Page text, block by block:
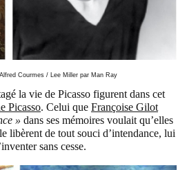
Courmes / Lee Miller par Man Ray
la vie de Picasso figurent dans cet
Picasso. Celui que Françoise Gilot
» dans ses mémoires voulait qu’elles
libèrent de tout souci d’intendance, lui
sans cesse.